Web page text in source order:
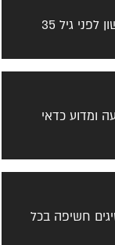
לפני גיל 35
ומדוע כדאי
חשיפה בכל